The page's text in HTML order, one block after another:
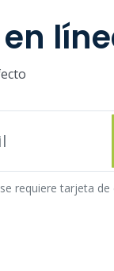
requiere tarjeta de